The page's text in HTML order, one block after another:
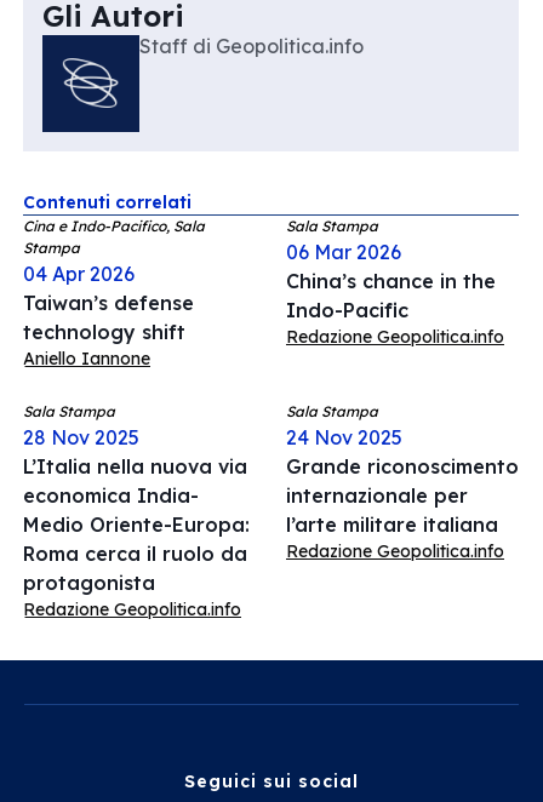
Gli Autori
Staff di Geopolitica.info
Contenuti correlati
Cina e Indo-Pacifico, Sala
Stampa
04 Apr 2026
Taiwan’s defense
technology shift
Aniello Iannone
Sala Stampa
06 Mar 2026
China’s chance in the
Indo-Pacific
Redazione Geopolitica.info
Sala Stampa
28 Nov 2025
L’Italia nella nuova via
economica India-
Medio Oriente-Europa:
Roma cerca il ruolo da
protagonista
Redazione Geopolitica.info
Sala Stampa
24 Nov 2025
Grande riconoscimento
internazionale per
l’arte militare italiana
Redazione Geopolitica.info
Seguici sui social